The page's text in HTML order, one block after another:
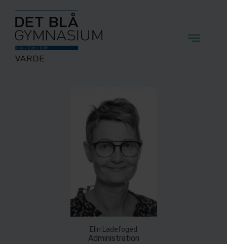
Elin Ladefoged
Administration